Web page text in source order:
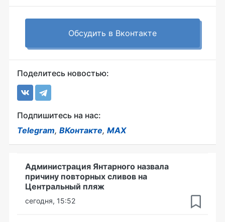
Обсудить в Вконтакте
Поделитесь новостью:
Подпишитесь на нас:
Telegram, ВКонтакте, MAX
Администрация Янтарного назвала
причину повторных сливов на
Центральный пляж
сегодня, 15:52